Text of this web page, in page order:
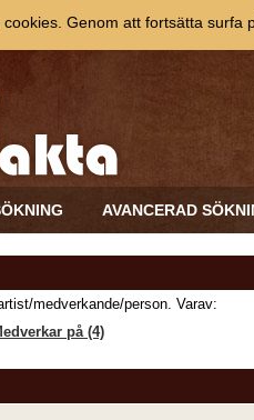
AVANCERAD
medverkande/person. Varav:
på (4)
Genom att fortsätta surfa